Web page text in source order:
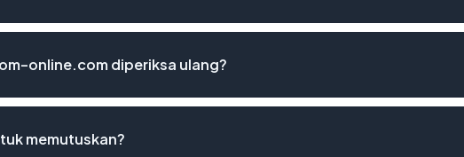
online.com diperiksa ulang?
memutuskan?